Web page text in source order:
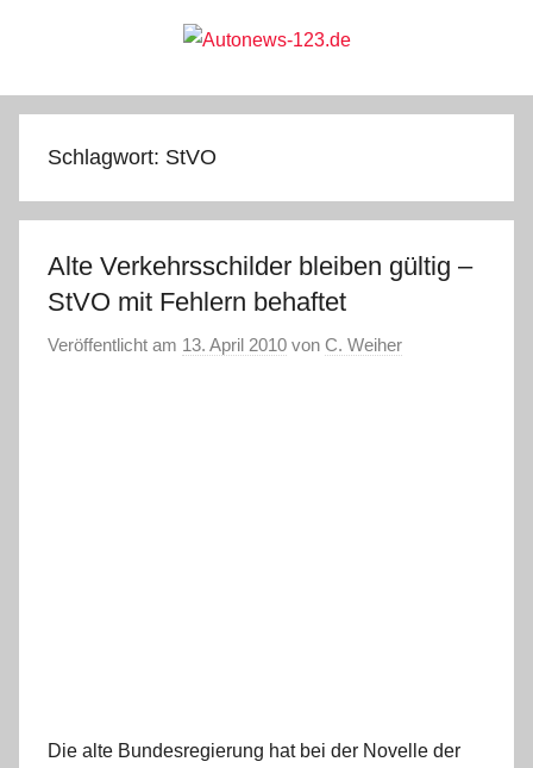
Autonews-
123.de
Schlagwort: StVO
Alte Verkehrsschilder bleiben gültig –
StVO mit Fehlern behaftet
Veröffentlicht am 13. April 2010 von C. Weiher
Die alte Bundesregierung hat bei der Novelle der